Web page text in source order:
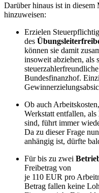
Darüber hinaus ist in
hinzuweisen:
Erzielen
des
können sie damit
insoweit abziehen, als
Bundesfinanzhof.
Ob auch
Werkstatt entfallen, als
sind, führt immer
Da zu dieser Frage
anhängig ist, dürfte
Für bis zu zwei
Freibetrag von
je 110 EUR pro
Betrag fallen keine